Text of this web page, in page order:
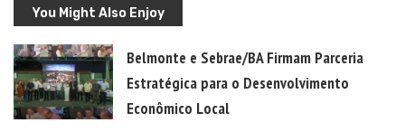
You Might Also Enjoy
Belmonte e Sebrae/BA Firmam Parceria
Estratégica para o Desenvolvimento
Econômico Local